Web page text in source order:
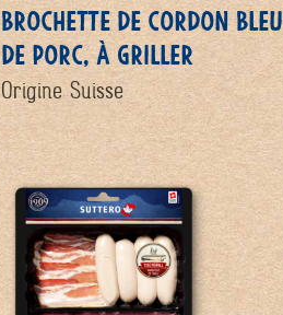
BROCHETTE DE CORDON BLEU
DE PORC, À GRILLER
Origine Suisse